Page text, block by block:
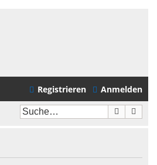
Anmelden
Registrieren
Suche